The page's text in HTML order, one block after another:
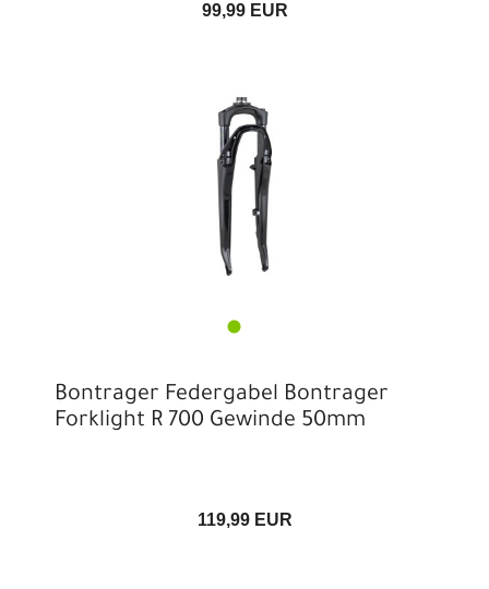
99,99 EUR
Bontrager Federgabel Bontrager
Forklight R 700 Gewinde 50mm
119,99 EUR